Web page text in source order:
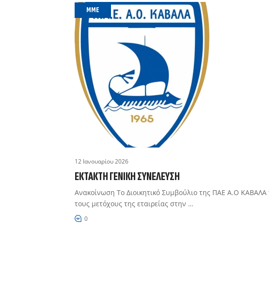
MME
12 Ιανουαρίου 2026
ΈΚΤΑΚΤΗ ΓΕΝΙΚΉ ΣΥΝΈΛΕΥΣΗ
Ανακοίνωση Το Διοικητικό Συμβούλιο της ΠΑΕ Α.Ο ΚΑΒΑΛΑ
τους μετόχους της εταιρείας στην …
0